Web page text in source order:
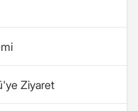
Ziyaret